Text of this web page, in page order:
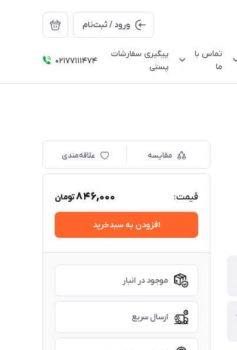
ورود / ثبت‌نام
تماس با
ما
پیگیری سفارشات
پستی
02177111474
مقایسه علاقه‌مندی
قیمت: 846,000تومان
افزودن به سبدخرید
موجود در انبار
ارسال سریع